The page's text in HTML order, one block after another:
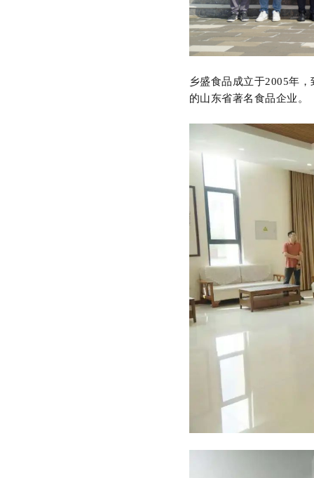
乡盛食品成立于2005年
的山东省著名食品企业。